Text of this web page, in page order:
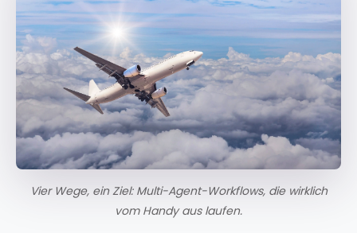
Vier Wege, ein Ziel: Multi-Agent-Workflows, die wirklich
vom Handy aus laufen.